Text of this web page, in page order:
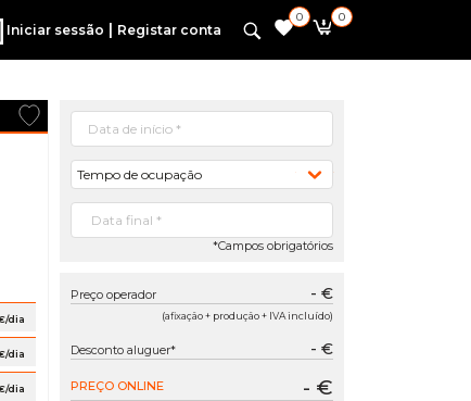
Iniciar sessão | Registar conta
0 0
dia
dia
dia
Tempo de ocupação
*Campos obrigatórios
Preço operador - €
(afixação + produção + IVA incluído)
Desconto aluguer* - €
PREÇO ONLINE - €